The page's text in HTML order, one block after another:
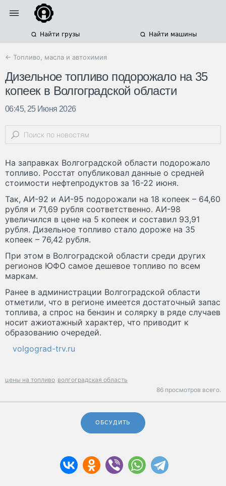
Найти грузы Найти машины
← Топливо, масла и автохимия
Дизельное топливо подорожало на 35
копеек в Волгоградской области
06:45, 25 Июня 2026
На заправках Волгоградской области подорожало
топливо. Росстат опубликовал данные о средней
стоимости нефтепродуктов за 16-22 июня.
Так, АИ-92 и АИ-95 подорожали на 18 копеек – 64,60
рубля и 71,69 рубля соответственно. АИ-98
увеличился в цене на 5 копеек и составил 93,91
рубля. Дизельное топливо стало дороже на 35
копеек – 76,42 рубля.
При этом в Волгоградской области среди других
регионов ЮФО самое дешевое топливо по всем
маркам.
Ранее в администрации Волгоградской области
отметили, что в регионе имеется достаточный запас
топлива, а спрос на бензин и солярку в ряде случаев
носит ажиотажный характер, что приводит к
образованию очередей.
volgograd-trv.ru
цены на топливо волгоградская область
86 просмотров всего.
ОБСУДИТЬ